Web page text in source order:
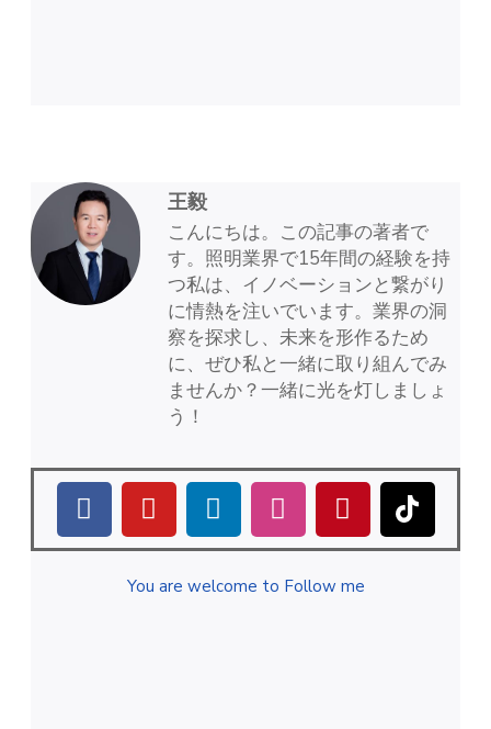
王毅
こんにちは。この記事の著者で
す。照明業界で15年間の経験を持
つ私は、イノベーションと繋がり
に情熱を注いでいます。業界の洞
察を探求し、未来を形作るため
に、ぜひ私と一緒に取り組んでみ
ませんか？一緒に光を灯しましょ
う！
You are welcome to Follow me